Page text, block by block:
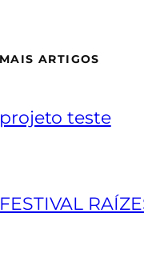
MAIS ARTIGOS
projeto teste
FESTIVAL